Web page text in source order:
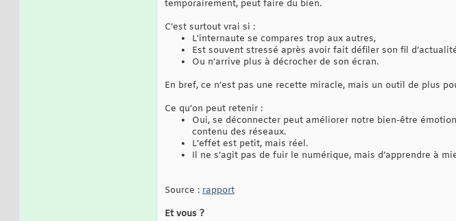
temporairement, peut faire du bien.
C’est surtout vrai si :
L'internaute se compares trop aux autres,
Est souvent stressé après avoir fait défiler son fil
Ou n’arrive plus à décrocher de son écran.
En bref, ce n’est pas une recette miracle, mais un outil de plus
Ce qu’on peut retenir :
Oui, se déconnecter peut améliorer notre bien-être
contenu des réseaux.
L’effet est petit, mais réel.
Il ne s’agit pas de fuir le numérique, mais d’apprendre à
Source : rapport
Et vous ?